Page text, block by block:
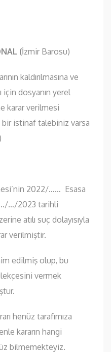
(İzmir Barosu)
kaldırılmasına ve
için dosyanın yerel
karar verilmesi
istinaf talebiniz varsa
2022/…… Esasa
…/…/2023 tarihli
atılı suç dolayısıyla
verilmiştir.
edilmiş olup, bu
vermek
henüz tarafımıza
kararın hangi
bilmemekteyiz.